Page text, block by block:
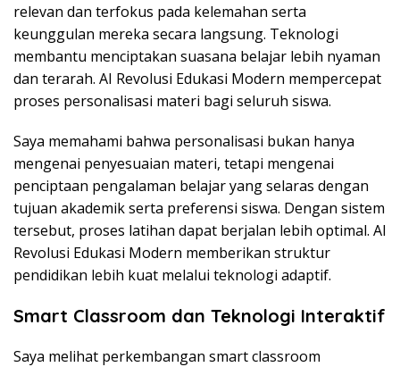
relevan dan terfokus pada kelemahan serta
keunggulan mereka secara langsung. Teknologi
membantu menciptakan suasana belajar lebih nyaman
dan terarah. AI Revolusi Edukasi Modern mempercepat
proses personalisasi materi bagi seluruh siswa.
Saya memahami bahwa personalisasi bukan hanya
mengenai penyesuaian materi, tetapi mengenai
penciptaan pengalaman belajar yang selaras dengan
tujuan akademik serta preferensi siswa. Dengan sistem
tersebut, proses latihan dapat berjalan lebih optimal. AI
Revolusi Edukasi Modern memberikan struktur
pendidikan lebih kuat melalui teknologi adaptif.
Smart Classroom dan Teknologi Interaktif
Saya melihat perkembangan smart classroom